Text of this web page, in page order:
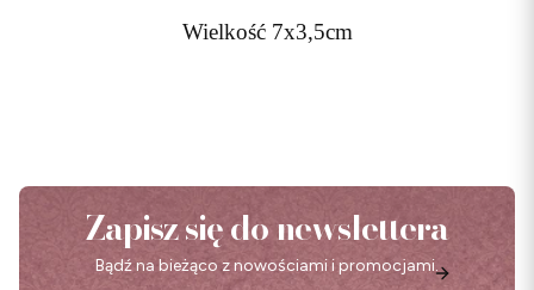
Wielkość 7x3,5cm
Zapisz się do newslettera
Bądź na bieżąco z nowościami i promocjami.